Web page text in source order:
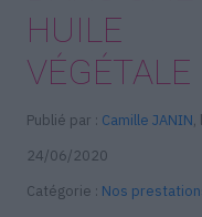
HUILE
VÉGÉTALE
Publié par : Camille JANIN,
24/06/2020
Catégorie : Nos